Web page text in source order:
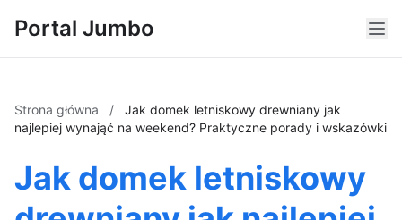
Portal Jumbo
Strona główna /
Jak domek letniskowy drewniany jak
najlepiej wynająć na weekend? Praktyczne porady i wskazówki
Jak domek letniskowy